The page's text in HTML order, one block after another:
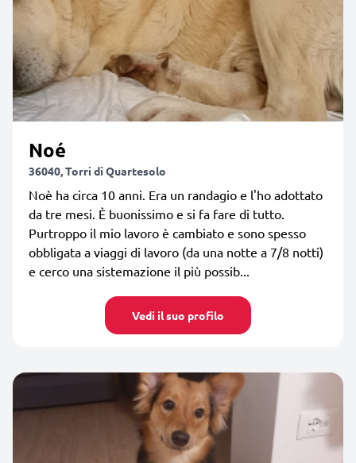
Noé
36040, Torri di Quartesolo
Noè ha circa 10 anni. Era un randagio e l'ho adottato
da tre mesi. È buonissimo e si fa fare di tutto.
Purtroppo il mio lavoro è cambiato e sono spesso
obbligata a viaggi di lavoro (da una notte a 7/8 notti)
e cerco una sistemazione il più possib...
Vedi il suo profilo